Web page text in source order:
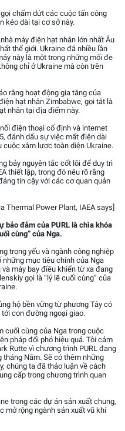
chấm dứt các cuộc tấn công
kéo dài tại cơ sở này.
máy điện hạt nhân lớn nhất Âu
thế giới. Ukraine đã nhiều lần
này là một trong những mối đe
chỉ ở Ukraine mà còn trên
rằng hoạt động gia tăng của
hạt nhân Zimbabwe, gọi tắt là
nhân tại địa điểm này.
điện thoại cố định và internet
đánh dấu sự việc mất điện dài
xâm lược toàn diện Ukraine.
bảy nguyên tắc cốt lõi để duy trì
thiết lập, trong đó nêu rõ rằng
tin cậy với các cơ quan quản
Thermal Power Plant, IAEA says]
bảo đảm của PURL là chìa khóa
cùng” của Nga.
trọng yếu và ngành công nghiệp
mục tiêu chính của Nga
máy bay điều khiển từ xa đang
gọi là “lý lẽ cuối cùng” của
hộ bền vững từ phương Tây có
con đường ngoại giao.
cuối cùng của Nga trong cuộc
pháp đối phó hiệu quả. Tôi cảm
Rutte vì chương trình PURL đang
Năm. Sẽ có thêm những
chúng ta đã thảo luận về cách
cấp trong chương trình quan
trong các dự án sản xuất chung,
mở rộng ngành sản xuất vũ khí